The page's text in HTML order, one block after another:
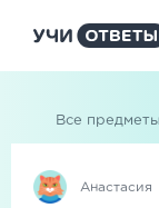
Все предметы
Анастасия